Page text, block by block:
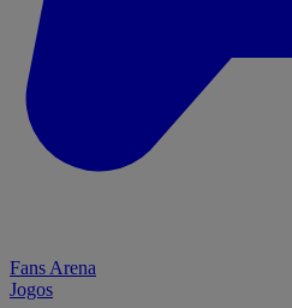
Fans Arena
Jogos